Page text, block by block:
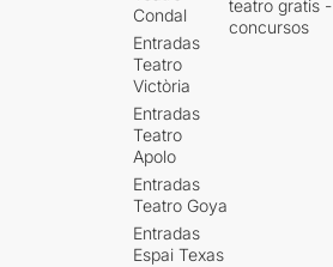
Condal
Entradas
Teatro
Victòria
Entradas
Teatro
Apolo
Entradas
Teatro Goya
Entradas
Espai Texas
teatro gratis -
concursos